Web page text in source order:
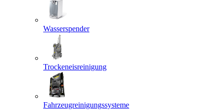
Wasserspender
Trockeneisreinigung
Fahrzeugreinigungssysteme